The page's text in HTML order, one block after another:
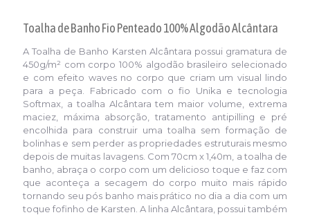
Toalha de Banho Fio Penteado 100% Algodão Alcântara
A Toalha de Banho Karsten Alcântara possui gramatura de
450g/m² com corpo 100% algodão brasileiro selecionado
e com efeito waves no corpo que criam um visual lindo
para a peça. Fabricado com o fio Unika e tecnologia
Softmax, a toalha Alcântara tem maior volume, extrema
maciez, máxima absorção, tratamento antipilling e pré
encolhida para construir uma toalha sem formação de
bolinhas e sem perder as propriedades estruturais mesmo
depois de muitas lavagens. Com 70cm x 1,40m, a toalha de
banho, abraça o corpo com um delicioso toque e faz com
que aconteça a secagem do corpo muito mais rápido
tornando seu pós banho mais prático no dia a dia com um
toque fofinho de Karsten. A linha Alcântara, possui também